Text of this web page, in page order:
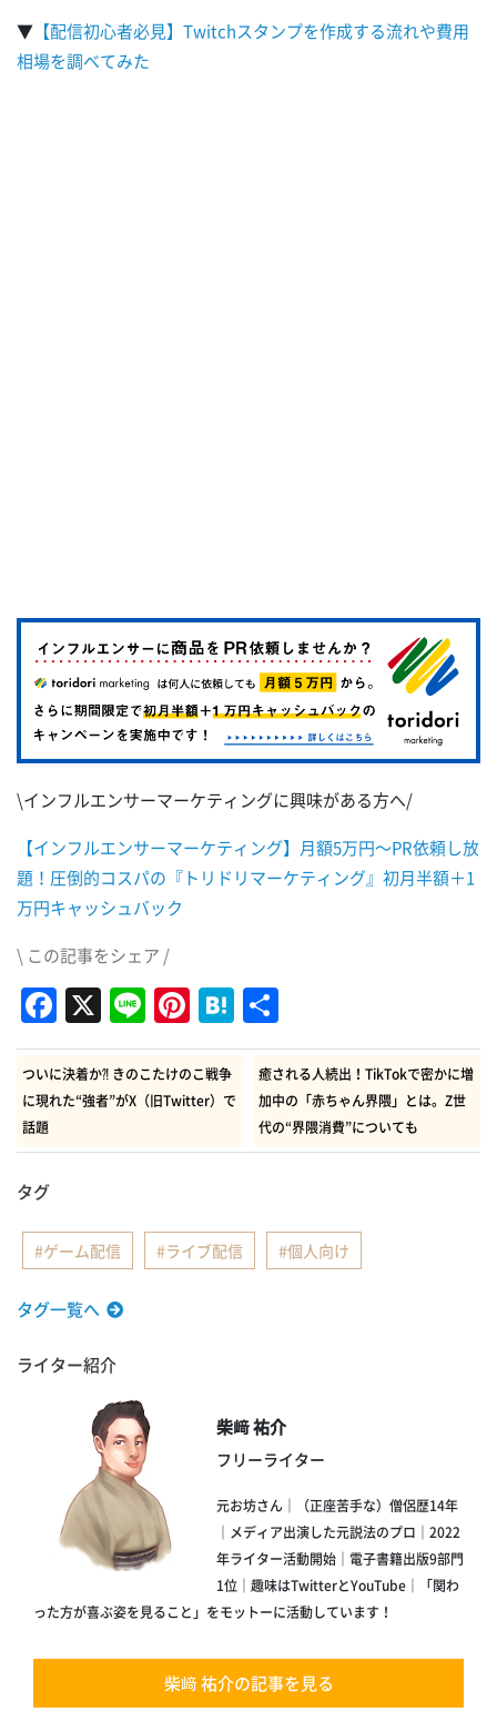
▼ 【配信初心者必見】Twitchスタンプを作成する流れや費用
相場を調べてみた
\インフルエンサーマーケティングに興味がある方へ/
【インフルエンサーマーケティング】月額5万円～PR依頼し放
題！圧倒的コスパの『トリドリマーケティング』初月半額＋1
万円キャッシュバック
\ この記事をシェア /
Facebook
X LinePinterest
Hatena
有
ついに決着か⁈ きのこたけのこ戦争
に現れた“強者”がX（旧Twitter）で
話題
癒される人続出！TikTokで密かに増
加中の「赤ちゃん界隈」とは。Z世
代の“界隈消費”についても
タグ
ゲーム配信 ライブ配信 個人向け
タグ一覧へ
ライター紹介
柴﨑 祐介
フリーライター
元お坊さん｜（正座苦手な）僧侶歴14年
｜メディア出演した元説法のプロ｜2022
年ライター活動開始｜電子書籍出版9部門
1位｜趣味はTwitterとYouTube｜「関わ
った方が喜ぶ姿を見ること」をモットーに活動しています！
柴﨑 祐介の記事を見る